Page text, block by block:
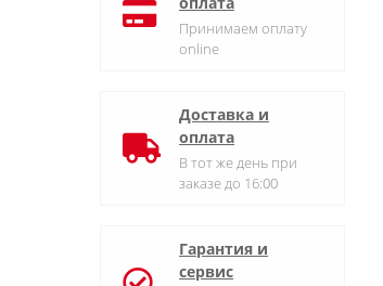
Принимаем оплату
online
Доставка и
оплата
В тот же день при
заказе до 16:00
Гарантия и
сервис